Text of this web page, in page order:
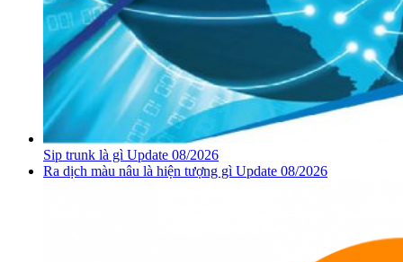
Sip trunk là gì Update 08/2026
Ra dịch màu nâu là hiện tượng gì Update 08/2026